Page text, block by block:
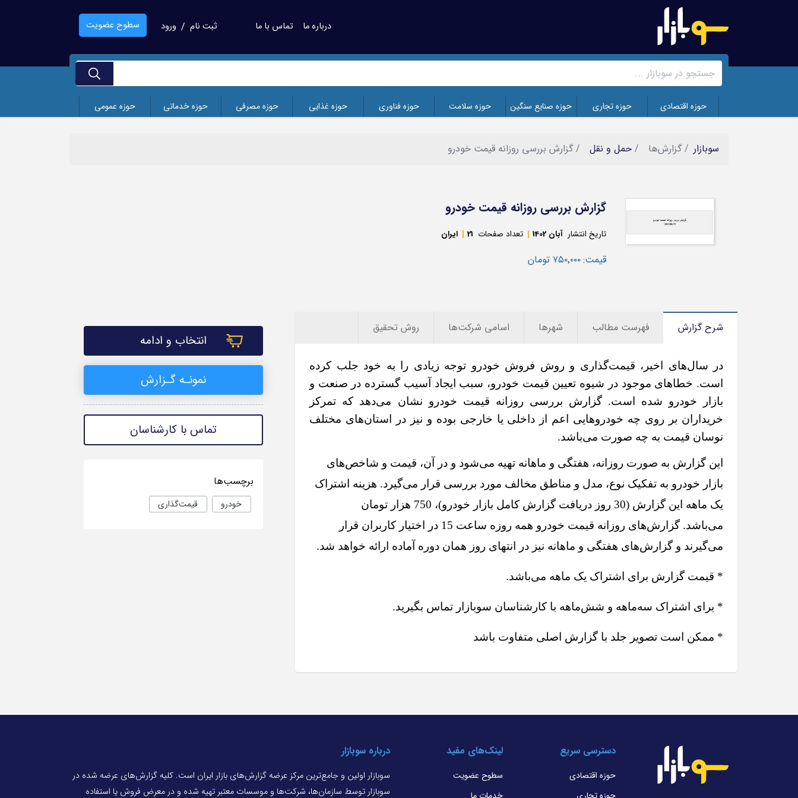
درباره ما تماس با ما ثبت نام / ورود سطوح عضویت
حوزه اقتصادی حوزه تجاری حوزه صنایع سنگین حوزه سلامت حوزه فناوری حوزه غذایی حوزه مصرفی حوزه خدماتی حوزه عمومی
سوبازار گزارش‌ها حمل و نقل گزارش بررسی روزانه قیمت خودرو
تصویر گزارش بررسی روزانه قیمت خودرو
تاریخ انتشار آبان 1402 تعداد صفحات 21 ایران
قیمت:‎۷۵۰٬۰۰۰ تومان
شرح گزارش فهرست مطالب شهرها اسامی‌ شرکت‌ها روش تحقیق
در سال‌های اخیر، قیمت‌گذاری و روش فروش خودرو توجه زیادی را به خود جلب کرده
است. خطاهای موجود در شیوه تعیین قیمت خودرو، سبب ایجاد آسیب گسترده در صنعت و
بازار خودرو شده است. گزارش بررسی روزانه قیمت خودرو نشان می‌دهد که تمرکز
خریداران بر روی چه خودروهایی اعم از داخلی یا خارجی بوده و نیز در استان‌های مختلف
نوسان قیمت به چه صورت می‌باشد.
این گزارش به صورت روزانه، هفتگی و ماهانه تهیه می‌شود و در آن، قیمت و شاخص‌های
بازار خودرو به تفکیک نوع، مدل و مناطق مخالف مورد بررسی قرار می‌گیرد. هزینه اشتراک
یک ماهه این گزارش (30 روز دریافت گزارش کامل بازار خودرو)، 750 هزار تومان
می‌باشد. گزارش‌های روزانه قیمت خودرو همه روزه ساعت 15 در اختیار کاربران قرار
می‌گیرند و گزارش‌های هفتگی و ماهانه نیز در انتهای روز همان دوره آماده ارائه خواهد شد.
* قیمت گزارش برای اشتراک یک‌ ماهه می‌باشد.
* برای اشتراک سه‌ماهه و شش‌ماهه با کارشناسان سوبازار تماس بگیرید.
* ممکن است تصویر جلد با گزارش اصلی متفاوت باشد
انتخاب و ادامه
نمونـه گـزارش
تماس با کارشناسان
برچسب‌ها
خودرو قیمت‌گذاری
دسترسی سریع
حوزه اقتصادی
لینک‌های مفید
سطوح عضویت
درباره سوبازار
سوبازار اولین و جامع‌ترین مرکز عرضه گزارش‌های بازار ایران است. کلیه گزارش‌های عرضه شده در
سوبازار توسط سازمان‌ها، شرکت‌ها و موسسات معتبر تهیه شده و در معرض فروش یا استفاده